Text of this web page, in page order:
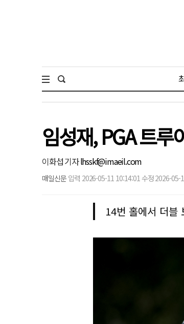
임성재, PGA 트루
이화섭 기자lhsskf@imaeil.com
매일신문 입력 2026-05-11 10:14:01 수정 2026-05-
14번 홀에서 더